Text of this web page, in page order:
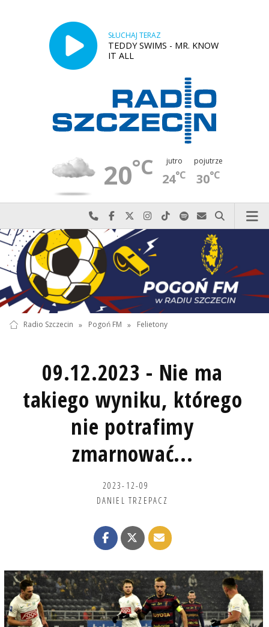
SŁUCHAJ TERAZ
TEDDY SWIMS - MR. KNOW
IT ALL
20°C jutro
24°C
pojutrze
30°C
Najlepiej po prostu do nas zadzwoń
Odwiedź nas na Facebook-u
Odwiedź nas na X
Odwiedź nas na Instagram-ie
Odwiedź nas na TikTok-u
Szukaj nas na Spotify
Wyślij do nas
Szukaj
Radio Szczecin » Pogoń FM » Felietony
09.12.2023 - Nie ma
takiego wyniku, którego
nie potrafimy
zmarnować...
2023-12-09
DANIEL TRZEPACZ